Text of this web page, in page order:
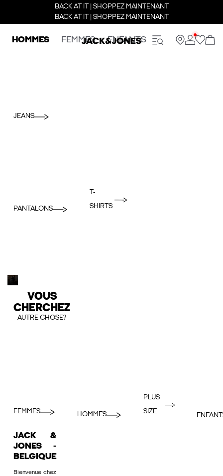
BACK AT IT | SHOPPEZ MAINTENANT
BACK AT IT | SHOPPEZ MAINTENANT
HOMMES FEMMES ENFANTS
JEANS
PANTALONS
T-
SHIRTS
VOUS
CHERCHEZ
AUTRE CHOSE?
FEMMES HOMMES
PLUS
SIZE
JACK &
JONES -
BELGIQUE
Bienvenue chez